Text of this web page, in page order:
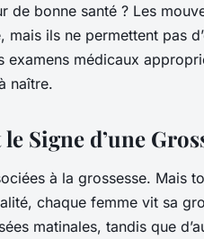
de bonne santé ? Les
ils ne permettent pas
médicaux
naître.
Signe d’une
à la grossesse. Mais
chaque femme vit sa
matinales, tandis que